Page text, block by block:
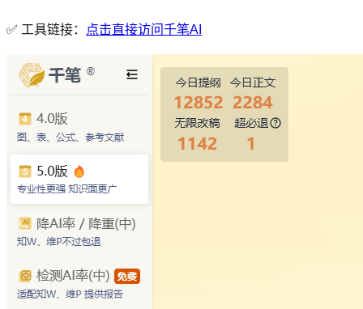
✅ 工具链接： 点击直接访问千笔AI